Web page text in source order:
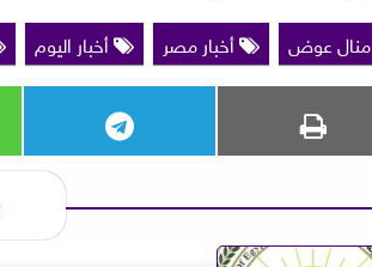
منال عوض
أخبار مصر أخبار اليوم